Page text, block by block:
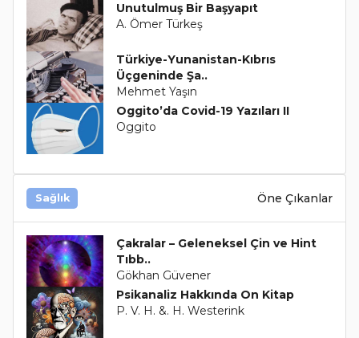
Unutulmuş Bir Başyapıt
A. Ömer Türkeş
Türkiye-Yunanistan-Kıbrıs
Üçgeninde Şa..
Mehmet Yaşın
Oggito’da Covid-19 Yazıları II
Oggito
Sağlık Öne Çıkanlar
Çakralar – Geleneksel Çin ve Hint
Tıbb..
Gökhan Güvener
Psikanaliz Hakkında On Kitap
P. V. H. &. H. Westerink